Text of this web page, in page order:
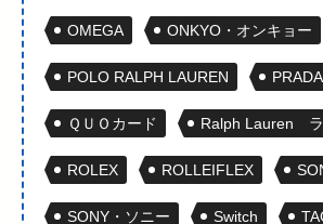
OMEGA ONKYO・オンキョー
POLO RALPH LAUREN PRADA
ＱＵＯカード Ralph Lauren ラ
ROLEX ROLLEIFLEX
SONY・ソニー Switch